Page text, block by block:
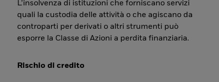
L’insolvenza di istituzioni che forniscano servizi
quali la custodia delle attività o che agiscano da
controparti per derivati o altri strumenti può
esporre la Classe di Azioni a perdita finanziaria.
Rischio di credito